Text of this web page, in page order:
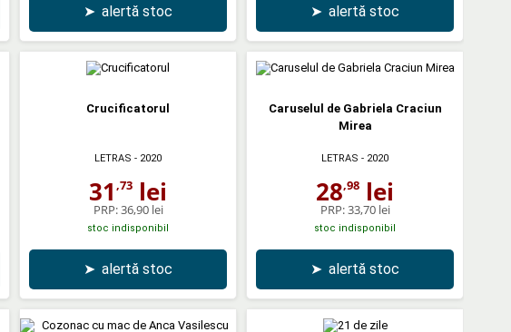
➤ alertă stoc ➤ alertă stoc
Crucificatorul
LETRAS - 2020
31 ,73 lei
PRP:36,90 lei
stoc indisponibil
➤ alertă stoc
Caruselul de Gabriela Craciun
Mirea
LETRAS - 2020
28,98 lei
PRP:33,70 lei
stoc indisponibil
➤ alertă stoc